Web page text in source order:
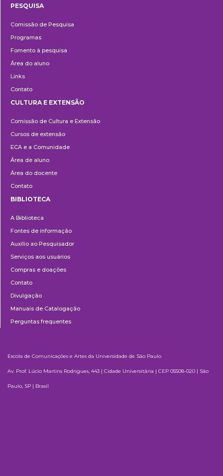
PESQUISA
Comissão de Pesquisa
Programas
Fomento à pesquisa
Área do aluno
Links
Contato
e
Extensão
CULTURA E EXTENSÃO
Comissão de Cultura e Extensão
Cursos de extensão
ECA e a Comunidade
Área de aluno
Área do docente
Contato
BIBLIOTECA
A Biblioteca
Fontes de informação
Auxílio ao Pesquisador
Serviços aos usuários
Compras e doações
Contato
Divulgação
Manuais de Catalogação
Perguntas frequentes
Escola de Comunicações e Artes da Universidade de São Paulo
Av. Prof. Lúcio Martins Rodrigues, 443 | Cidade Universitária | CEP 05508-020 | São
Paulo, SP | Brasil